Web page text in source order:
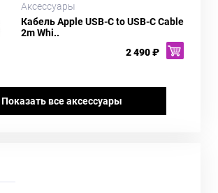
Аксессуары
Кабель Apple USB-C to USB-C Cable
2m Whi..
2 490 ₽
Показать все аксессуары